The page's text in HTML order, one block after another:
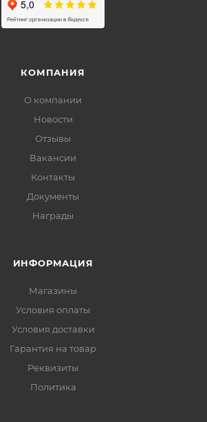
КОМПАНИЯ
О компании
Новости
Отзывы
Вакансии
Контакты
Документы
Награды
ИНФОРМАЦИЯ
Магазины
Условия оплаты
Условия доставки
Гарантия на товар
Реквизиты
Политика